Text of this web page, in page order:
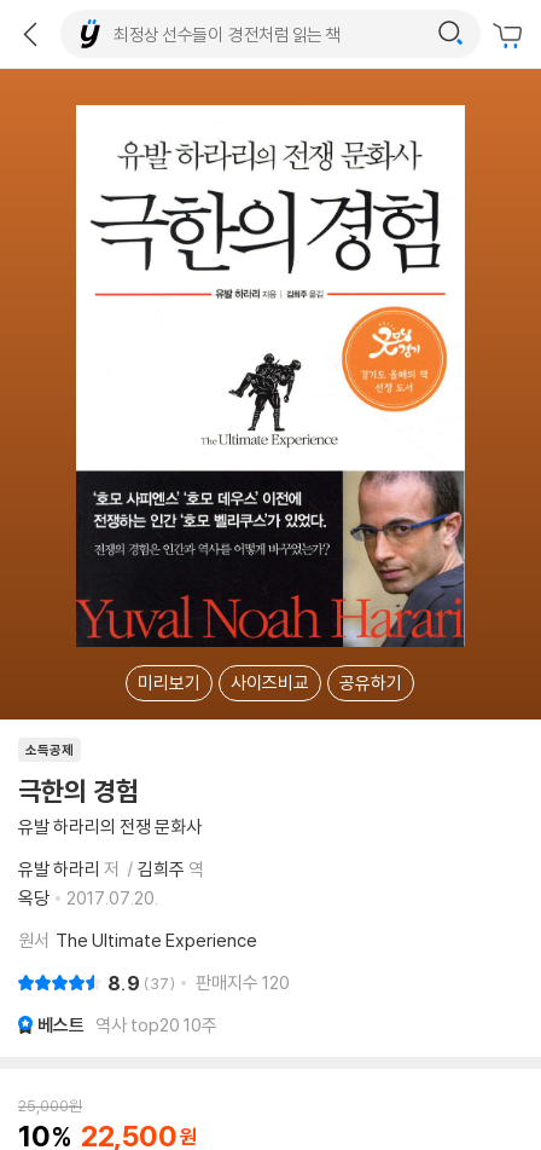
미리보기 사이즈비교 공유하기
소득공제
극한의 경험
유발 하라리의 전쟁 문화사
유발 하라리 저 김희주 역
옥당
2017.07.20.
원서 The Ultimate Experience
8.9 37 판매지수 120
베스트 역사 top20 10주
25,000원
10 22,500